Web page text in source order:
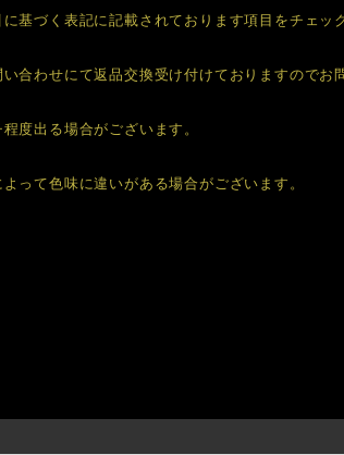
基づく表記に記載されております項目をチェッ
合わせにて返品交換受け付けておりますのでお
度出る場合がございます。
って色味に違いがある場合がございます。